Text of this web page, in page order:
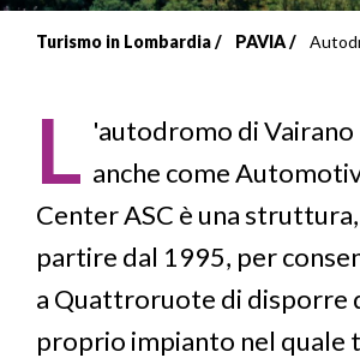
di
pane
Turismo in Lombardia PAVIA
L 'autodromo di
anche come
Center ASC è una
partire dal 1995, per
a Quattroruote di disporre
proprio impianto nel quale